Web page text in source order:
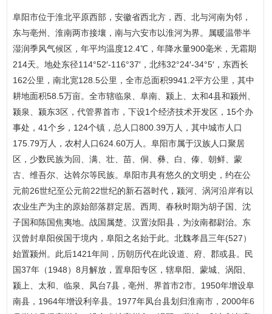
阜阳市位于淮北平原西部，安徽省西北方，西、北与河南为邻，
东与亳州、淮南两市接壤，南与六安市以淮河为界。属暖温带半
湿润季风气候区，年平均温度12.4℃，年降水量900毫米，无霜期
214天。地处东径114°52′-116°37′，北纬32°24′-34°5′，东西长
162公里，南北宽128.5公里，全市总面积9941.2平方公里，其中
耕地面积58.5万亩。全市辖临泉、阜南、颍上、太和4县和颍州、
颍泉、颍东3区，代管界首市，下设1个经济技术开发区，15个办
事处，41个乡，124个镇，总人口800.39万人，其中城市人口
175.79万人，农村人口624.60万人。阜阳市属于汉族人口聚居
区，少数民族为回、满、壮、苗、侗、彝、白、傣、朝鲜、蒙
古、维吾尔、达斡尔等民族。阜阳市具有悠久的文明史，约在公
元前26世纪至公元前22世纪的新石器时代，颍河、涡河沿岸有以
农业生产为主的原始部落群定居。西周、春秋时期为胡子国、沈
子国和陈国焦夷地。战国属楚。汉置汝阳县，为汝南都尉治。东
汉曾封阜阳侯国于境内，阜阳之名始于此。北魏孝昌三年(527）
始置颍州。此后1421年间，历朝历代在此设道、府、郡或县。民
国37年（1948）8月解放，置阜阳专区，辖阜阳、蒙城、涡阳、
颍上、太和、临泉、凤台7县，亳州、界首市2市。1950年增设阜
南县，1964年增设利辛县。1977年凤台县划归淮南市，2000年6